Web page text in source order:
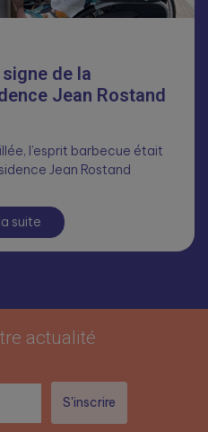
de la
Jean Rostand
l’esprit barbecue était
Jean Rostand
suite
actualité